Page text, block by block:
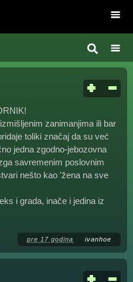
zanimanjima ili bar
toliki značaj da su već
jedna zgodno-jebozovna
savremenim poslovnim
nešto kao 'žena na sve
i grada, inače i jedina iz
pre 17 godina ivanhoe